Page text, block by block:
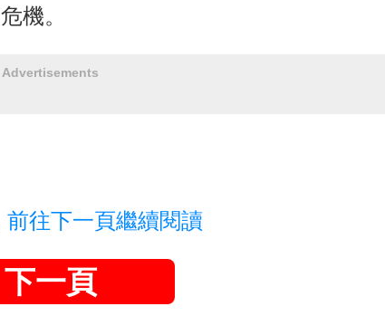
機。
Advertisements
前往下一頁繼續閱讀
下一頁